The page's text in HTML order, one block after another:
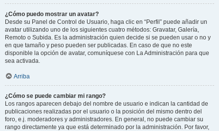
¿Cómo puedo mostrar un avatar?
Desde su Panel de Control de Usuario, haga clic en “Perfil” puede añadir un
avatar utilizando uno de los siguientes cuatro métodos: Gravatar, Galería,
Remoto o Subida. Es la administración quien decide si se pueden usar o no y
en que tamaño y peso pueden ser publicadas. En caso de que no este
disponible la opción de avatar, comuníquese con La Administración para que
sea activada.
Arriba
¿Cómo se puede cambiar mi rango?
Los rangos aparecen debajo del nombre de usuario e indican la cantidad de
publicaciones realizadas por el usuario o la posición del mismo dentro del
foro, e.j. moderadores y administradores. En general, no puede cambiar su
rango directamente ya que está determinado por la administración. Por favor,